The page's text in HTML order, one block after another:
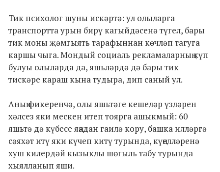
Тик психолог шуны искәртә: ул олыларга
транспортта урын бирү кагыйдәсенә түгел, бары
тик моны җәмгыять тарафыннан көчләп тагуга
каршы чыга. Мондый социаль рекламаларның күп
булуы олыларда да, яшьләрдә дә бары тик
тискәре караш кына тудыра, дип саный ул.
Аның фикеренчә, олы яшьтәге кешеләр үзләрен
хәлсез яки мескен итеп тоярга ашыкмый: 60
яшьтә дә күбесе яңадан гаилә кору, башка илләргә
сәяхәт итү яки күчеп китү турында, күңелләренә
хуш килердәй кызыклы шөгыль табу турында
хыялланып яши.